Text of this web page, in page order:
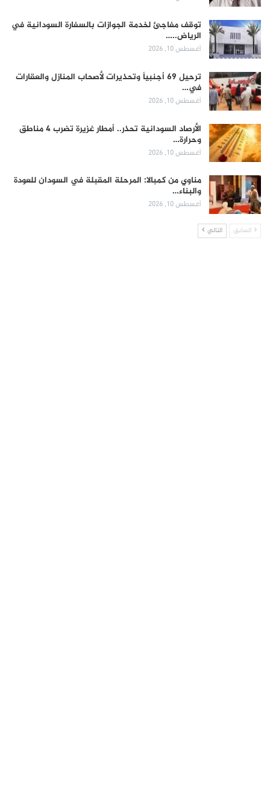
توقف مفاجئ لخدمة الجوازات بالسفارة السودانية في
الرياض..…
أغسطس 10, 2026
ترحيل 69 أجنبياً وتحذيرات لأصحاب المنازل والعقارات
في…
أغسطس 10, 2026
الأرصاد السودانية تحذر.. أمطار غزيرة تضرب 4 مناطق
وحرارة…
أغسطس 10, 2026
مناوي من كمبالا: المرحلة المقبلة في السودان للعودة
والبناء…
أغسطس 10, 2026
السابق التالي